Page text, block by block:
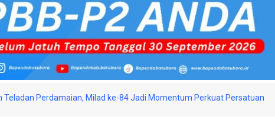
Teladan Perdamaian, Milad ke-84 Jadi Momentum Perkuat Persatuan